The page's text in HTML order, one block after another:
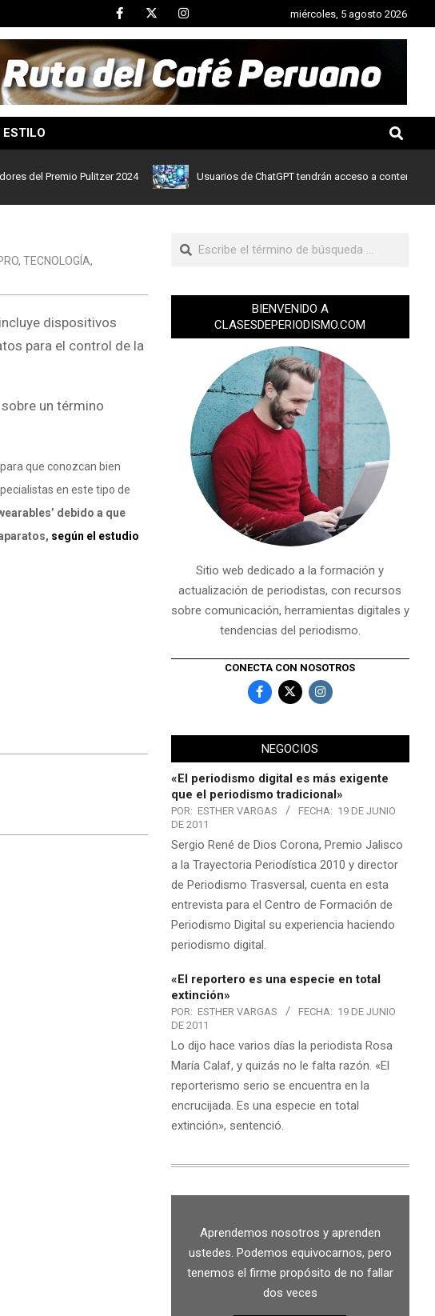
miércoles, 5 agosto 2026
ESTILO
Premio Pulitzer 2024 Usuarios de ChatGPT tendrán acceso a contenidos de
, TECNOLOGÍA,
dispositivos
para el control de la
un término
que conozcan bien
en este tipo de
debido a que
según el estudio
BIENVENIDO A
CLASESDEPERIODISMO.COM
Sitio web dedicado a la formación y
actualización de periodistas, con recursos
sobre comunicación, herramientas digitales y
tendencias del periodismo.
CONECTA CON NOSOTROS
NEGOCIOS
«El periodismo digital es más exigente
que el periodismo tradicional»
POR: ESTHER VARGAS FECHA: 19 DE JUNIO
DE 2011
Sergio René de Dios Corona, Premio Jalisco
a la Trayectoria Periodística 2010 y director
de Periodismo Trasversal, cuenta en esta
entrevista para el Centro de Formación de
Periodismo Digital su experiencia haciendo
periodismo digital.
«El reportero es una especie en total
extinción»
POR: ESTHER VARGAS FECHA: 19 DE JUNIO
DE 2011
Lo dijo hace varios días la periodista Rosa
María Calaf, y quizás no le falta razón. «El
reporterismo serio se encuentra en la
encrucijada. Es una especie en total
extinción», sentenció.
Aprendemos nosotros y aprenden
ustedes. Podemos equivocarnos, pero
tenemos el firme propósito de no fallar
dos veces